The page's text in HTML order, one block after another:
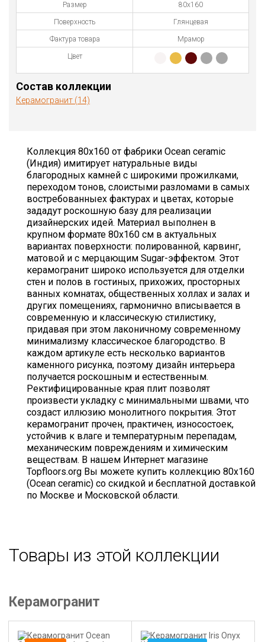
Размер 80х160
Поверхность Глянцевая
Фактура товара Мрамор
Цвет
Состав коллекции
Керамогранит (14)
Коллекция 80х160 от фабрики Ocean ceramic
(Индия) имитирует натуральные виды
благородных камней с широкими прожилками,
переходом тонов, слоистыми разломами в самых
востребованныех фактурах и цветах, которые
зададут роскошную базу для реализации
дизайнерских идей. Материал выполнен в
крупном формате 80х160 см в актуальных
вариантах поверхности: полированной, карвинг,
матовой и с мерцающим Sugar-эффектом. Этот
керамогранит широко используется для отделки
стен и полов в гостиных, прихожих, просторных
ванных комнатах, общественных холлах и залах и
других помещениях, гармонично вписывается в
современную и классическую стилистику,
придавая при этом лаконичному современному
минимализму классическое благородство. В
каждом артикуле есть несколько вариантов
каменного рисунка, поэтому дизайн интерьера
получается роскошным и естественным.
Ректифицированные края плит позволят
произвести укладку с минимальными швами, что
создаст иллюзию монолитного покрытия. Этот
керамогранит прочен, практичен, износостоек,
устойчив к влаге и температурным перепадам,
механическим повреждениям и химическим
веществам. В нашем Интернет магазине
Topfloors.org Вы можете купить коллекцию 80х160
(Ocean ceramic) со скидкой и бесплатной доставкой
по Москве и Московской области.
Товары из этой коллекции
Керамогранит